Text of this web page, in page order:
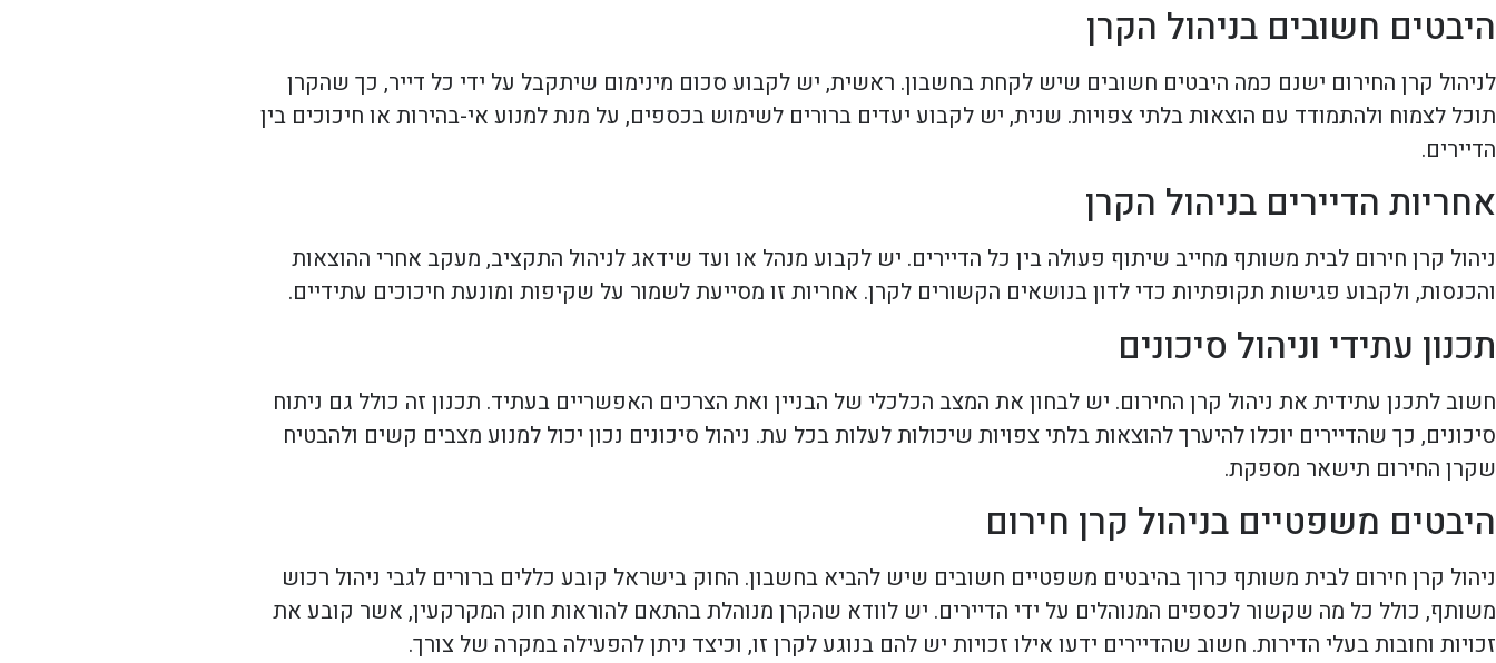
היבטים חשובים בניהול הקרן
לניהול קרן החירום ישנם כמה היבטים חשובים שיש לקחת בחשבון. ראשית, יש לקבוע סכום מינימום שיתקבל על ידי כל דייר, כך שהקרן
תוכל לצמוח ולהתמודד עם הוצאות בלתי צפויות. שנית, יש לקבוע יעדים ברורים לשימוש בכספים, על מנת למנוע אי-בהירות או חיכוכים בין
הדיירים.
אחריות הדיירים בניהול הקרן
ניהול קרן חירום לבית משותף מחייב שיתוף פעולה בין כל הדיירים. יש לקבוע מנהל או ועד שידאג לניהול התקציב, מעקב אחרי ההוצאות
והכנסות, ולקבוע פגישות תקופתיות כדי לדון בנושאים הקשורים לקרן. אחריות זו מסייעת לשמור על שקיפות ומונעת חיכוכים עתידיים.
תכנון עתידי וניהול סיכונים
חשוב לתכנן עתידית את ניהול קרן החירום. יש לבחון את המצב הכלכלי של הבניין ואת הצרכים האפשריים בעתיד. תכנון זה כולל גם ניתוח
סיכונים, כך שהדיירים יוכלו להיערך להוצאות בלתי צפויות שיכולות לעלות בכל עת. ניהול סיכונים נכון יכול למנוע מצבים קשים ולהבטיח
שקרן החירום תישאר מספקת.
היבטים משפטיים בניהול קרן חירום
ניהול קרן חירום לבית משותף כרוך בהיבטים משפטיים חשובים שיש להביא בחשבון. החוק בישראל קובע כללים ברורים לגבי ניהול רכוש
משותף, כולל כל מה שקשור לכספים המנוהלים על ידי הדיירים. יש לוודא שהקרן מנוהלת בהתאם להוראות חוק המקרקעין, אשר קובע את
זכויות וחובות בעלי הדירות. חשוב שהדיירים ידעו אילו זכויות יש להם בנוגע לקרן זו, וכיצד ניתן להפעילה במקרה של צורך.